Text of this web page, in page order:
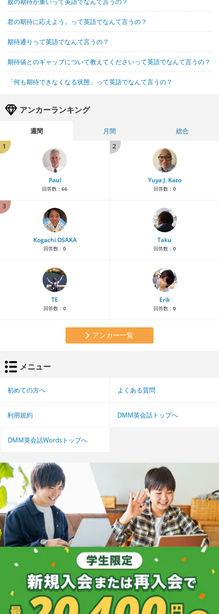
君の期待に応えよう。って英語でなんて言うの？
期待通りって英語でなんて言うの？
期待値とのギャップについて教えてくださいって英語でなんて言うの？
「何も期待できなくなる状態」って英語でなんて言うの？
アンカーランキング
週間 月間
総合
1
Paul
回答数： 66
2
Yuya J. Kato
回答数： 0
3
Kogachi OSAKA
回答数： 0
Taku
回答数： 0
TE
回答数： 0
Erik
回答数： 0
アンカー一覧
メニュー
初めての方へ よくある質問
利用規約 DMM英会話トップへ
DMM英会話Wordsトップへ